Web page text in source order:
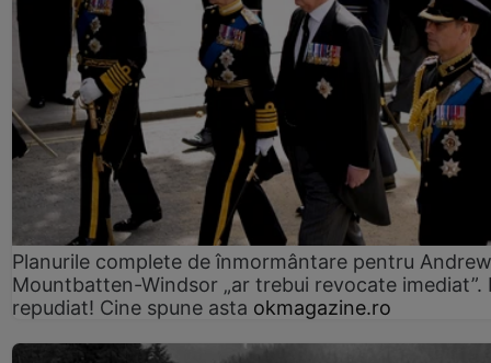
Planurile complete de înmormântare pentru Andrew
Mountbatten-Windsor „ar trebui revocate imediat”.
repudiat! Cine spune asta okmagazine.ro